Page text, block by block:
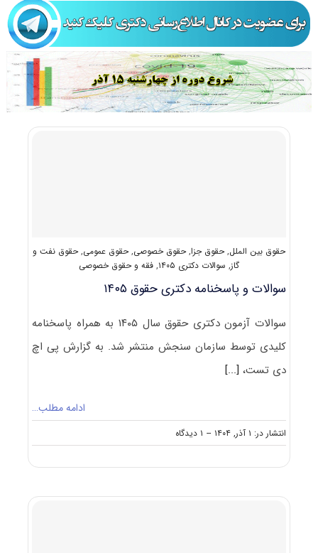
حقوق بین الملل,حقوق جزا,حقوق خصوصی,حقوق عمومی,حقوق نفت و
گاز, سوالات دکتری ۱۴۰۵ , فقه و حقوق خصوصی
سوالات و پاسخنامه دکتری حقوق ۱۴۰۵
سوالات آزمون دکتری حقوق سال ۱۴۰۵ به همراه پاسخنامه
کلیدی توسط سازمان سنجش منتشر شد. به گزارش پی اچ
دی تست،[...]
ادامه مطلب…
انتشار در: ۱ آذر, ۱۴۰۴ -- ۱ دیدگاه
on
سوالات
حقوق